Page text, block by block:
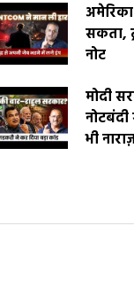
सकता,
नोट
मोदी
नोटबंदी
भी